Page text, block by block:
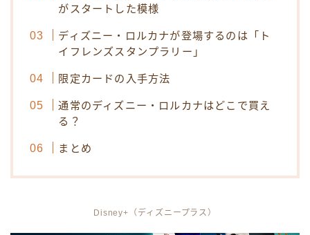
がスタートした模様
ディズニー・ロルカナが登場するのは「ト
イフレンズスタンプラリー」
限定カードの入手方法
通常のディズニー・ロルカナはどこで買え
る？
まとめ
Disney+（ディズニープラス）